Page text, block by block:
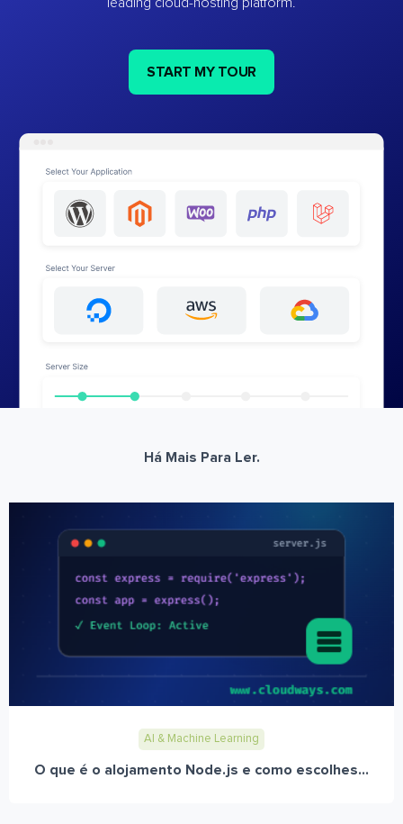
START MY TOUR
Há Mais Para Ler.
AI & Machine Learning
O que é o alojamento Node.js e como escolhes...